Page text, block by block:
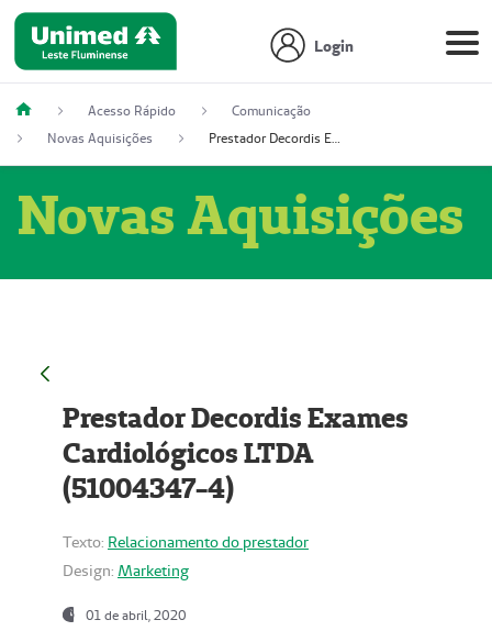
Login
Acesso Rápido
Comunicação
Novas Aquisições
Prestador Decordis Exames Cardiológicos LTDA (51004347-4)
Novas Aquisições
Prestador Decordis Exames
Cardiológicos LTDA
(51004347-4)
Texto: Relacionamento do prestador
Design: Marketing
01 de abril, 2020